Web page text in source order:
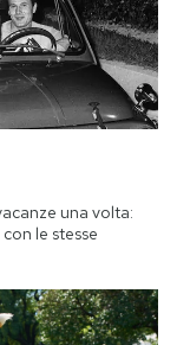
una volta:
le stesse